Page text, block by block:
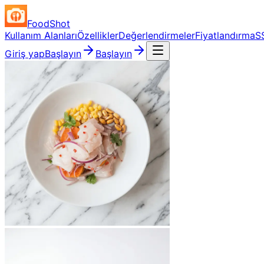
FoodShot
Kullanım AlanlarıÖzelliklerDeğerlendirmelerFiyatlandırma
Giriş yapBaşlayın Başlayın